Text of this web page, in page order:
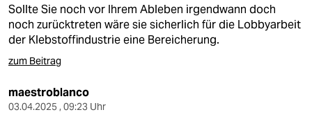
Sollte Sie noch vor Ihrem Ableben irgendwann doch
noch zurücktreten wäre sie sicherlich für die Lobbyarbeit
der Klebstoffindustrie eine Bereicherung.
zum Beitrag
maestroblanco
03.04.2025 , 09:23 Uhr